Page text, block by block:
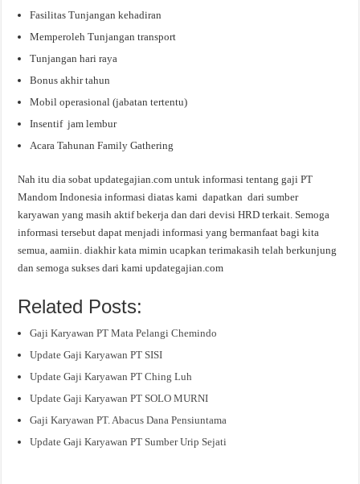
Fasilitas Tunjangan kehadiran
Memperoleh Tunjangan transport
Tunjangan hari raya
Bonus akhir tahun
Mobil operasional (jabatan tertentu)
Insentif jam lembur
Acara Tahunan Family Gathering
Nah itu dia sobat updategajian.com untuk informasi tentang gaji PT
Mandom Indonesia informasi diatas kami dapatkan dari sumber
karyawan yang masih aktif bekerja dan dari devisi HRD terkait. Semoga
informasi tersebut dapat menjadi informasi yang bermanfaat bagi kita
semua, aamiin. diakhir kata mimin ucapkan terimakasih telah berkunjung
dan semoga sukses dari kami updategajian.com
Related Posts:
Gaji Karyawan PT Mata Pelangi Chemindo
Update Gaji Karyawan PT SISI
Update Gaji Karyawan PT Ching Luh
Update Gaji Karyawan PT SOLO MURNI
Gaji Karyawan PT. Abacus Dana Pensiuntama
Update Gaji Karyawan PT Sumber Urip Sejati